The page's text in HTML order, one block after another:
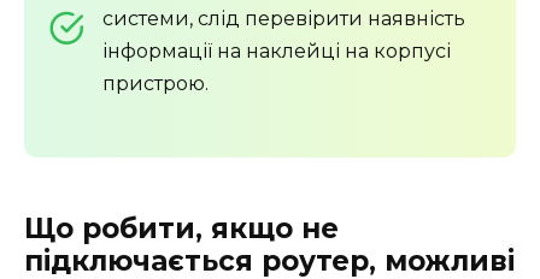
системи, слід перевірити наявність
інформації на наклейці на корпусі
пристрою.
Що робити, якщо не
підключається роутер, можливі